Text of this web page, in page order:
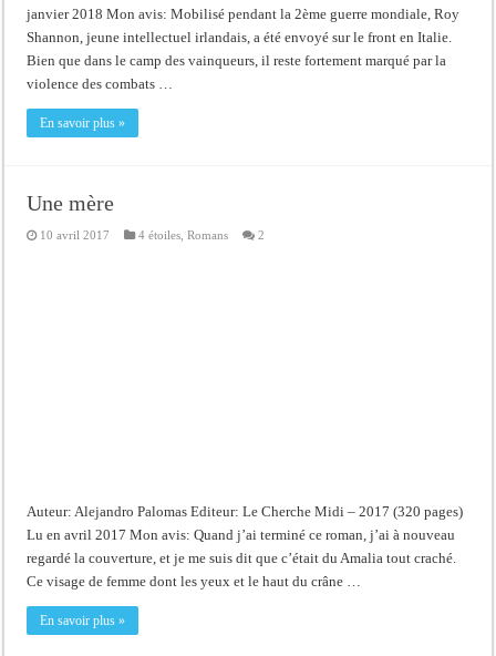
janvier 2018 Mon avis: Mobilisé pendant la 2ème guerre mondiale, Roy
Shannon, jeune intellectuel irlandais, a été envoyé sur le front en Italie.
Bien que dans le camp des vainqueurs, il reste fortement marqué par la
violence des combats …
En savoir plus »
Une mère
10 avril 2017 4 étoiles ,Romans 2
Auteur: Alejandro Palomas Editeur: Le Cherche Midi – 2017 (320 pages)
Lu en avril 2017 Mon avis: Quand j’ai terminé ce roman, j’ai à nouveau
regardé la couverture, et je me suis dit que c’était du Amalia tout craché.
Ce visage de femme dont les yeux et le haut du crâne …
En savoir plus »